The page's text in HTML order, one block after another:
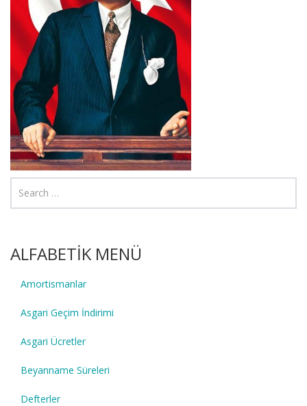
ALFABETİK MENÜ
Amortismanlar
Asgari Geçim İndirimi
Asgari Ücretler
Beyanname Süreleri
Defterler